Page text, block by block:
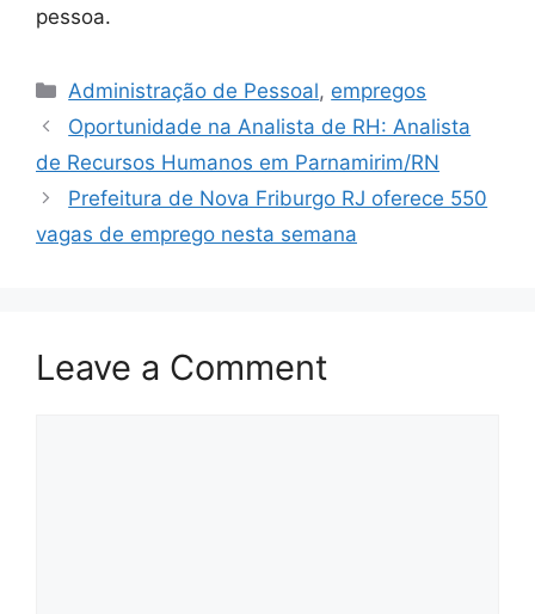
pessoa.
Categories
Administração de Pessoal, empregos
Oportunidade na Analista de RH: Analista
de Recursos Humanos em Parnamirim/RN
Prefeitura de Nova Friburgo RJ oferece 550
vagas de emprego nesta semana
Leave a Comment